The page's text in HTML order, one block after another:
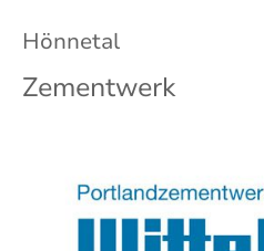
Hönnetal
Zementwerk